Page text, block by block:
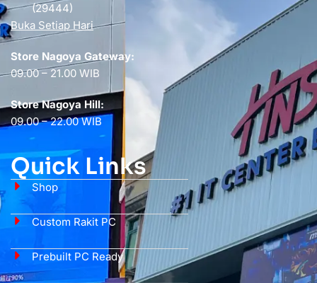
(29444)
Buka Setiap Hari
Store Nagoya Gateway:
09.00 – 21.00 WIB
Store Nagoya Hill:
09.00 – 22.00 WIB
Quick Links
Shop
Custom Rakit PC
Prebuilt PC Ready